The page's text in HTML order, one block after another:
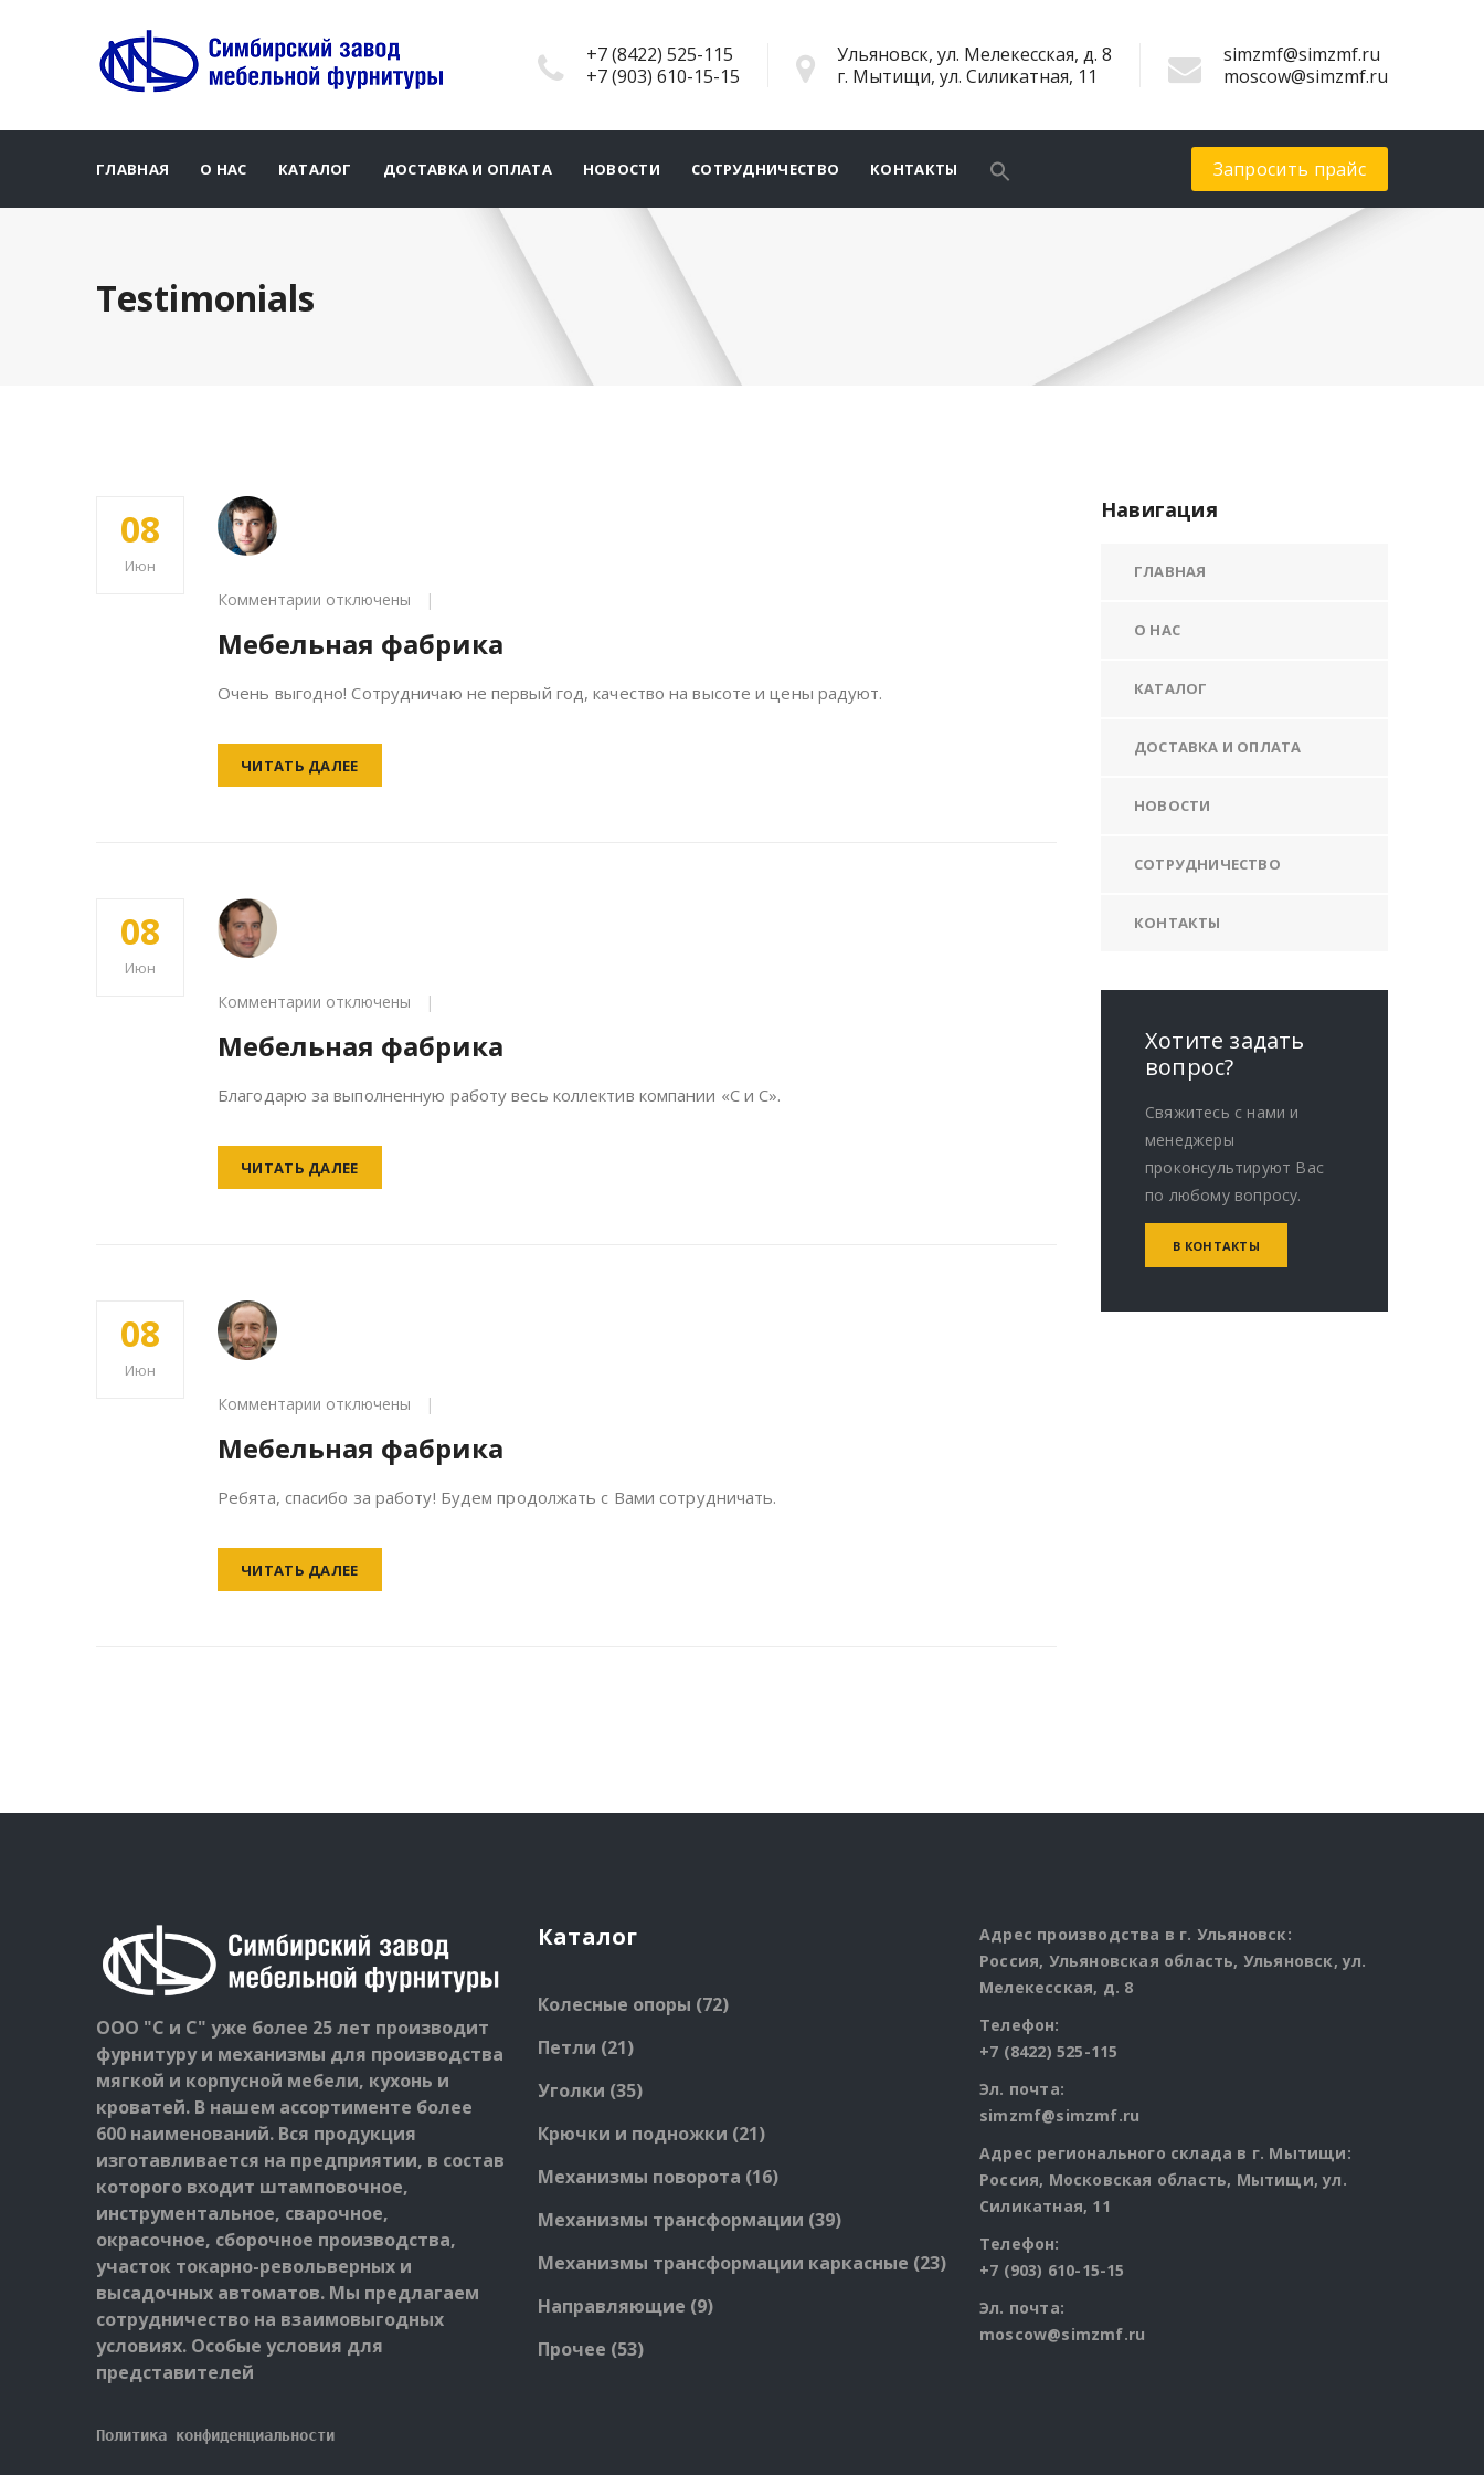
+7 (8422) 525-115
+7 (903) 610-15-15
Ульяновск, ул. Мелекесская, д. 8
г. Мытищи, ул. Силикатная, 11
simzmf@simzmf.ru
moscow@simzmf.ru
ГЛАВНАЯ О НАС КАТАЛОГ ДОСТАВКА И ОПЛАТА НОВОСТИ СОТРУДНИЧЕСТВО КОНТАКТЫ Запросить прайс
Testimonials
08
Июн
Комментарии к
Мебельная
отключены
Мебельная фабрика
Очень выгодно! Сотрудничаю не первый год, качество на высоте и цены радуют.
ЧИТАТЬ ДАЛЕЕ
08
Июн
Комментарии к
Мебельная
отключены
Мебельная фабрика
Благодарю за выполненную работу весь коллектив компании «С и С».
ЧИТАТЬ ДАЛЕЕ
08
Июн
Комментарии к
Мебельная
отключены
Мебельная фабрика
Ребята, спасибо за работу! Будем продолжать с Вами сотрудничать.
ЧИТАТЬ ДАЛЕЕ
Навигация
ГЛАВНАЯ
О НАС
КАТАЛОГ
ДОСТАВКА И ОПЛАТА
НОВОСТИ
СОТРУДНИЧЕСТВО
КОНТАКТЫ
Хотите задать
вопрос?
Свяжитесь с нами и
менеджеры
проконсультируют Вас
по любому вопросу.
В КОНТАКТЫ
ООО "С и С" уже более 25 лет производит
фурнитуру и механизмы для производства
мягкой и корпусной мебели, кухонь и
кроватей. В нашем ассортименте более
600 наименований. Вся продукция
изготавливается на предприятии, в состав
которого входит штамповочное,
инструментальное, сварочное,
окрасочное, сборочное производства,
участок токарно-револьверных и
высадочных автоматов. Мы предлагаем
сотрудничество на взаимовыгодных
условиях. Особые условия для
представителей
Политика конфиденциальности
Каталог
Колесные опоры 7272
Петли 2121
Уголки 3535
Крючки и подножки 2121
Механизмы поворота 1616
Механизмы трансформации 3939
Механизмы трансформации каркасные 2323
Направляющие 99
Прочее 5353
Адрес производства в г. Ульяновск:
Россия, Ульяновская область, Ульяновск, ул.
Мелекесская, д. 8
Телефон:
+7 (8422) 525-115
Эл. почта:
simzmf@simzmf.ru
Адрес регионального склада в г. Мытищи:
Россия, Московская область, Мытищи, ул.
Силикатная, 11
Телефон:
+7 (903) 610-15-15
Эл. почта:
moscow@simzmf.ru